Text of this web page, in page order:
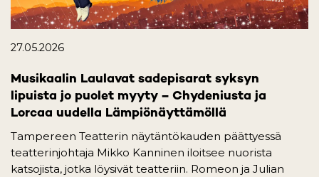
27.05.2026
Musikaalin Laulavat sadepisarat syksyn
lipuista jo puolet myyty – Chydeniusta ja
Lorcaa uudella Lämpiönäyttämöllä
Tampereen Teatterin näytäntökauden päättyessä
teatterinjohtaja Mikko Kanninen iloitsee nuorista
katsojista, jotka löysivät teatteriin. Romeon ja Julian